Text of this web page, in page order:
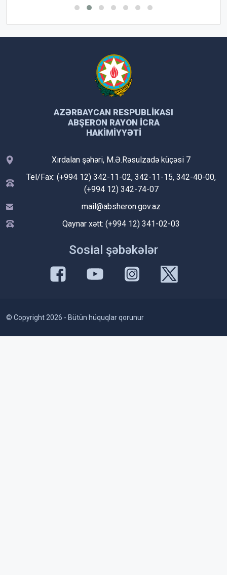
AZƏRBAYCAN RESPUBLIKASI
ABŞERON RAYON İCRA
HAKIMIYYƏTI
Xırdalan şəhəri, M.Ə.Rəsulzadə küçəsi 7
Tel/Fax: (+994 12) 342-11-02, 342-11-15, 342-40-00,
(+994 12) 342-74-07
mail@absheron.gov.az
Qaynar xətt: (+994 12) 341-02-03
Sosial şəbəkələr
© Copyright 2026 - Bütün hüquqlar qorunur